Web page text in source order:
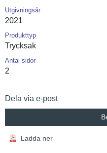
Utgivningsår
2021
Produkttyp
Trycksak
Antal sidor
2
Dela via e-post
Ladda ner